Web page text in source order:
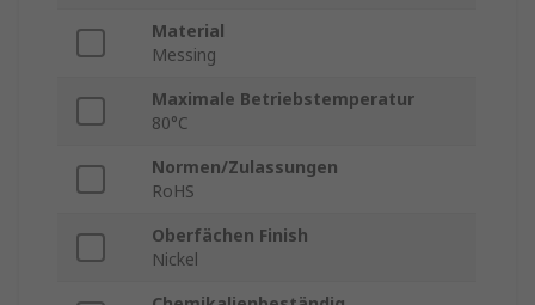
Material
Messing
Maximale Betriebstemperatur
80°C
Normen/Zulassungen
RoHS
Oberfächen Finish
Nickel